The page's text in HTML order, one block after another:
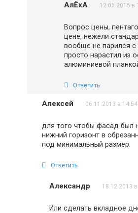
АлЁхА 12.05.2015 в
Вопрос цены,
цене, нежели
вообще не парился с
просто нарастил из
алюминиевой
Ответить
Алексей 06.11.2013 в 14:54
для того чтобы фасад был
нижний горизонт в
под минимальный размер.
Ответить
Александр 18.12.2013
Или сделать вкладное